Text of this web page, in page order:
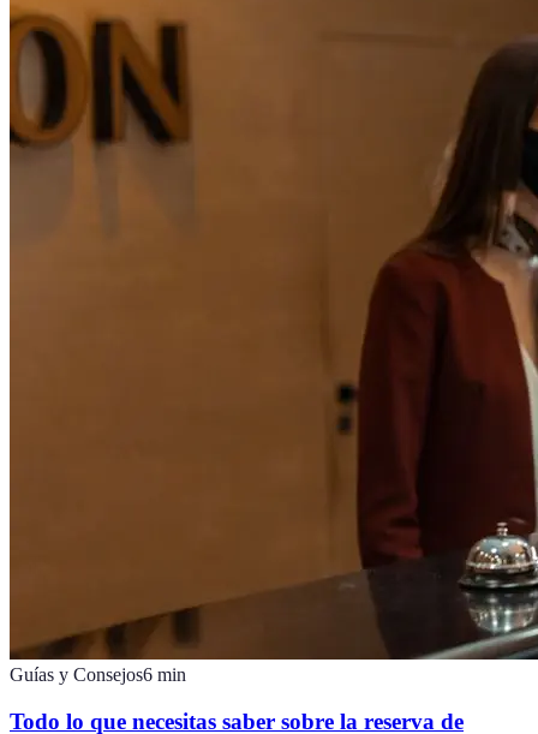
Guías y Consejos6 min
Todo lo que necesitas saber sobre la reserva de